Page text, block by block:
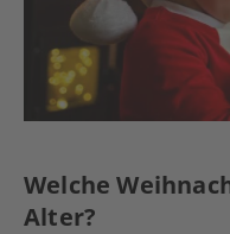
Welche
Alter?